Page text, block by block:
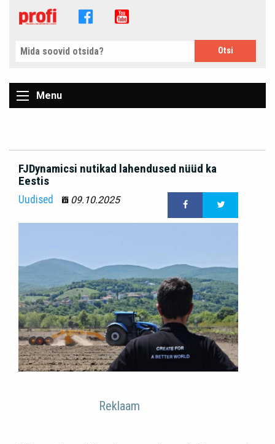
Menu
FJDynamicsi nutikad lahendused nüüd ka
Eestis
Uudised 09.10.2025
Reklaam